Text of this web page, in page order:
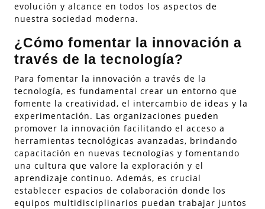
evolución y alcance en todos los aspectos de
nuestra sociedad moderna.
¿Cómo fomentar la innovación a
través de la tecnología?
Para fomentar la innovación a través de la
tecnología, es fundamental crear un entorno que
fomente la creatividad, el intercambio de ideas y la
experimentación. Las organizaciones pueden
promover la innovación facilitando el acceso a
herramientas tecnológicas avanzadas, brindando
capacitación en nuevas tecnologías y fomentando
una cultura que valore la exploración y el
aprendizaje continuo. Además, es crucial
establecer espacios de colaboración donde los
equipos multidisciplinarios puedan trabajar juntos